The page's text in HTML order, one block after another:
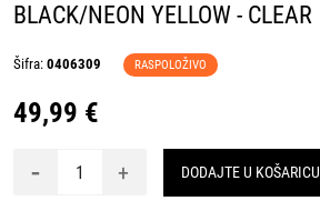
BLACK/NEON YELLOW - CLEAR
Šifra: 0406309 RASPOLOŽIVO
49,99 €
- + DODAJTE U KOŠARICU